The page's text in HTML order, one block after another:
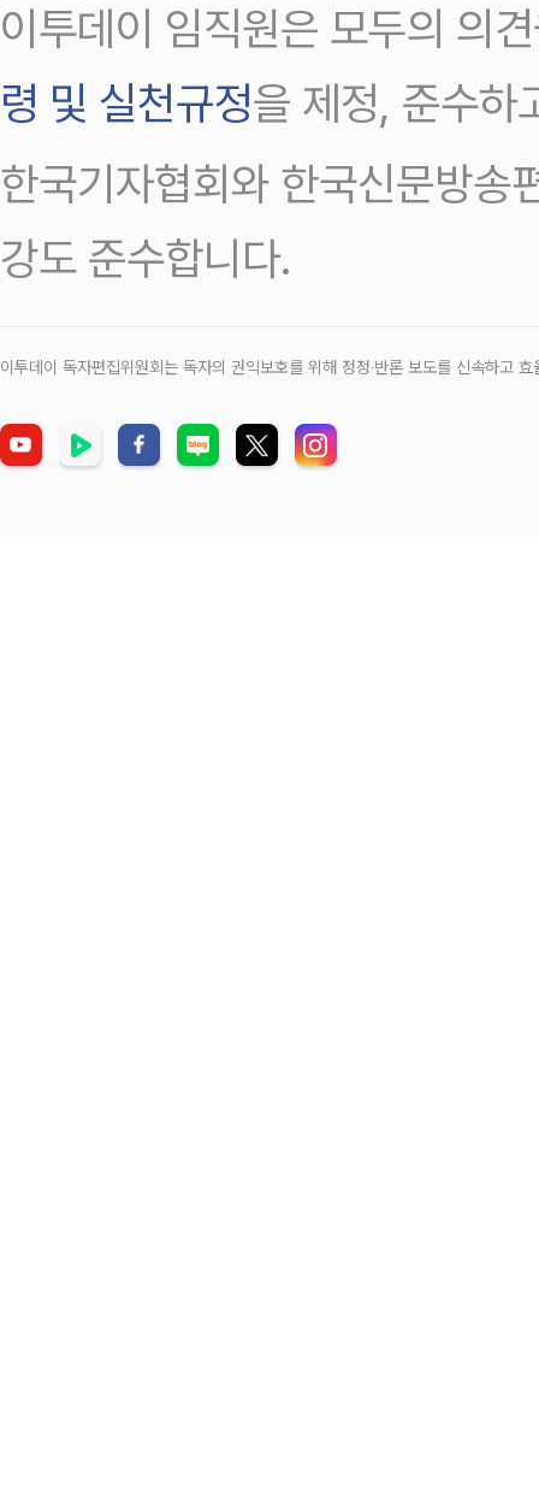
이투데이 임직원은 모두의 의
령 및 실천규정을 제정, 준수하
한국기자협회와 한국신문방송
강도 준수합니다.
이투데이 독자편집위원회는 독자의 권익보호를 위해 정정‧반론 보도를 신속하고